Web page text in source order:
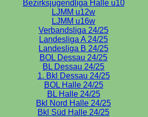
Bezirksjugendliga Halle u10
LJMM u12w
LJMM u16w
Verbandsliga 24/25
Landesliga A 24/25
Landesliga B 24/25
BOL Dessau 24/25
BL Dessau 24/25
1. Bkl Dessau 24/25
BOL Halle 24/25
BL Halle 24/25
Bkl Nord Halle 24/25
Bkl Süd Halle 24/25